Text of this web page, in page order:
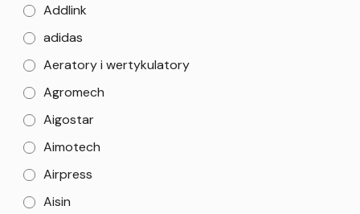
Addlink
adidas
Aeratory i wertykulatory
Agromech
Aigostar
Aimotech
Airpress
Aisin